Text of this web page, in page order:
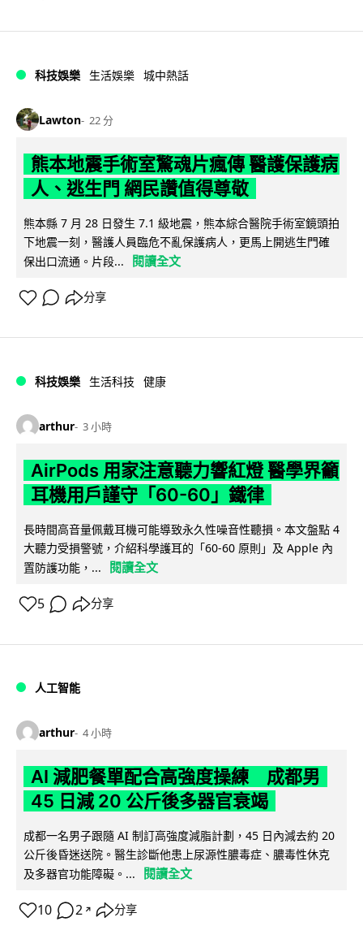
科技娛樂 生活娛樂 城中熱話
Lawton 22 分
熊本地震手術室驚魂片瘋傳 醫護保護病
人、逃生門 網民讚值得尊敬
熊本縣 7 月 28 日發生 7.1 級地震，熊本綜合醫院手術室鏡頭拍
下地震一刻，醫護人員臨危不亂保護病人，更馬上開逃生門確
保出口流通。片段...
閱讀全文
分享
科技娛樂 生活科技 健康
arthur 3 小時
AirPods 用家注意聽力響紅燈 醫學界籲
耳機用戶謹守「60-60」鐵律
長時間高音量佩戴耳機可能導致永久性噪音性聽損。本文盤點 4
大聽力受損警號，介紹科學護耳的「60-60 原則」及 Apple 內
置防護功能，...
閱讀全文
5 分享
人工智能
arthur 4 小時
AI 減肥餐單配合高強度操練 成都男
45 日減 20 公斤後多器官衰竭
成都一名男子跟隨 AI 制訂高強度減脂計劃，45 日內減去約 20
公斤後昏迷送院。醫生診斷他患上尿源性膿毒症、膿毒性休克
及多器官功能障礙。...
閱讀全文
10 2 ↗ 分享